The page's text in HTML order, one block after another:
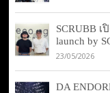
SCRUBB เ
launch by
23/05/2026
DA